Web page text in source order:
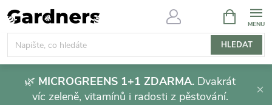
Přejít
na
obsah
HLEDAT
NÁKUPNÍ
KOŠÍK
🌿 MICROGREENS 1+1 ZDARMA. Dvakrát
víc zeleně, vitamínů i radosti z pěstování.